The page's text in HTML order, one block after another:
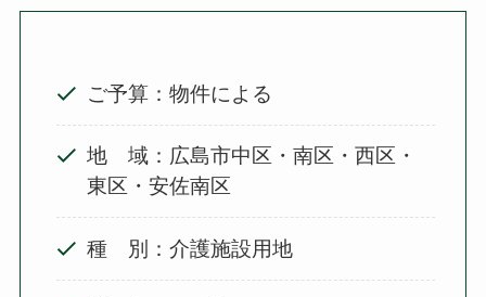
ご予算：物件による
地 域：広島市中区・南区・西区・
東区・安佐南区
種 別：介護施設用地